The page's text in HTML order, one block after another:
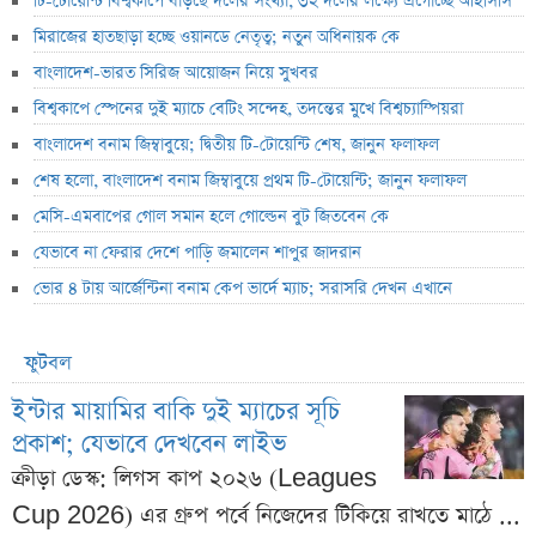
মিরাজের হাতছাড়া হচ্ছে ওয়ানডে নেতৃত্ব; নতুন অধিনায়ক কে
বাংলাদেশ-ভারত সিরিজ আয়োজন নিয়ে সুখবর
বিশ্বকাপে স্পেনের দুই ম্যাচে বেটিং সন্দেহ, তদন্তের মুখে বিশ্বচ্যাম্পিয়রা
বাংলাদেশ বনাম জিম্বাবুয়ে; দ্বিতীয় টি-টোয়েন্টি শেষ, জানুন ফলাফল
শেষ হলো, বাংলাদেশ বনাম জিম্বাবুয়ে প্রথম টি-টোয়েন্টি; জানুন ফলাফল
মেসি-এমবাপের গোল সমান হলে গোল্ডেন বুট জিতবেন কে
যেভাবে না ফেরার দেশে পাড়ি জমালেন শাপুর জাদরান
ভোর ৪ টায় আর্জেন্টিনা বনাম কেপ ভার্দে ম্যাচ; সরাসরি দেখন এখানে
ফুটবল
ইন্টার মায়ামির বাকি দুই ম্যাচের সূচি
প্রকাশ; যেভাবে দেখবেন লাইভ
ক্রীড়া ডেস্ক: লিগস কাপ ২০২৬ (Leagues
Cup 2026) এর গ্রুপ পর্বে নিজেদের টিকিয়ে রাখতে মাঠে ...